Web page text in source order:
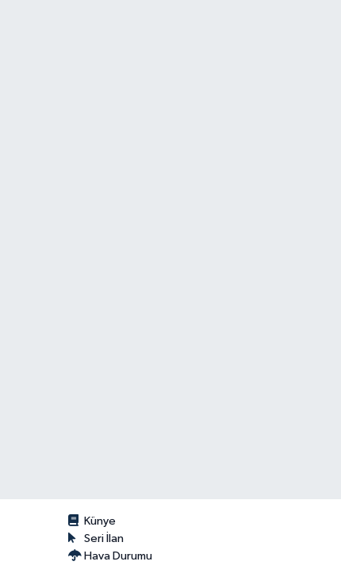
Künye
Seri İlan
Hava Durumu